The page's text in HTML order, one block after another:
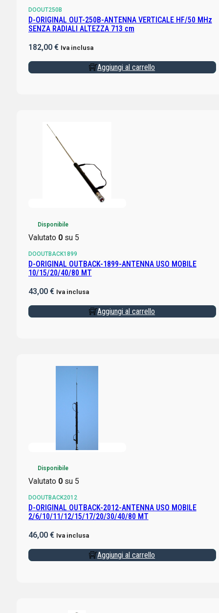
DOOUT250B
D-ORIGINAL OUT-250B-ANTENNA VERTICALE HF/50 MHz
SENZA RADIALI ALTEZZA 713 cm
182,00 € Iva inclusa
Aggiungi al carrello
Disponibile
Valutato 0su 5
DOOUTBACK1899
D-ORIGINAL OUTBACK-1899-ANTENNA USO MOBILE
10/15/20/40/80 MT
43,00 € Iva inclusa
Aggiungi al carrello
Disponibile
Valutato 0su 5
DOOUTBACK2012
D-ORIGINAL OUTBACK-2012-ANTENNA USO MOBILE
2/6/10/11/12/15/17/20/30/40/80 MT
46,00 € Iva inclusa
Aggiungi al carrello